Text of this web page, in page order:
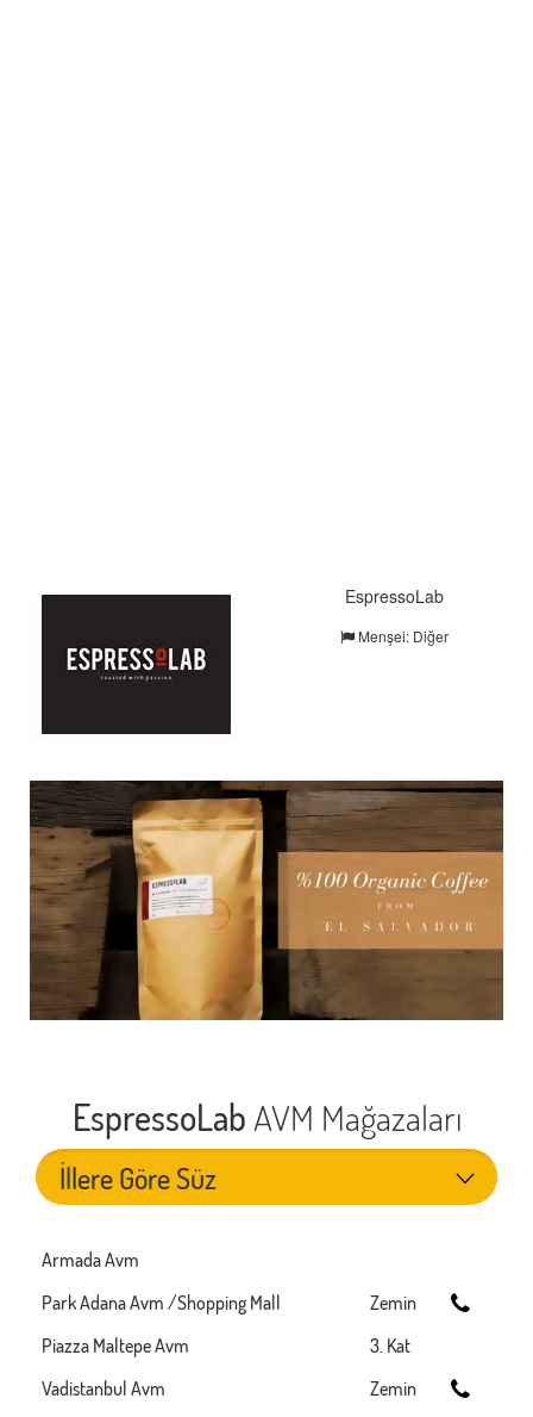
EspressoLab
Menşei: Diğer
EspressoLab AVM Mağazaları
Armada Avm
Park Adana Avm /Shopping Mall
Zemin
Piazza Maltepe Avm
3. Kat
Vadistanbul Avm
Zemin